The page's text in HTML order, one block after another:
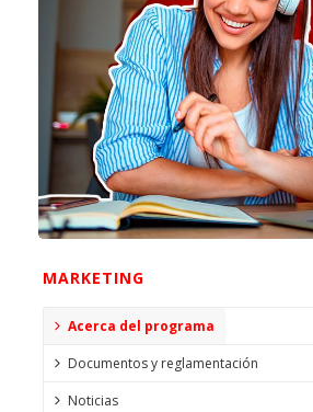
MARKETING
Acerca del programa
Documentos y reglamentación
Noticias